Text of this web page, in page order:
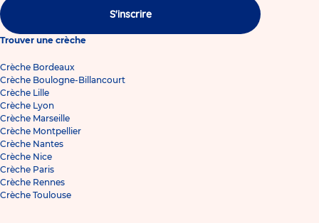
S'inscrire
Trouver une crèche
Crèche Bordeaux
Crèche Boulogne-Billancourt
Crèche Lille
Crèche Lyon
Crèche Marseille
Crèche Montpellier
Crèche Nantes
Crèche Nice
Crèche Paris
Crèche Rennes
Crèche Toulouse